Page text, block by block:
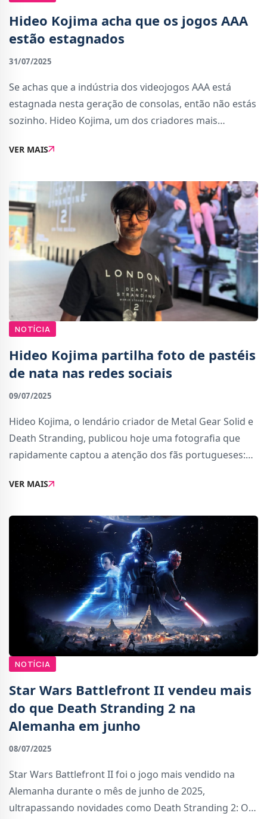
Hideo Kojima acha que os jogos AAA
estão estagnados
31/07/2025
Se achas que a indústria dos videojogos AAA está
estagnada nesta geração de consolas, então não estás
sozinho. Hideo Kojima, um dos criadores mais
recente, Hideo Kojima confessou sentir-se d
VER MAIS
NOTÍCIA
Hideo Kojima partilha foto de pastéis
de nata nas redes sociais
09/07/2025
Hideo Kojima, o lendário criador de Metal Gear Solid e
Death Stranding, publicou hoje uma fotografia que
rapidamente captou a atenção dos fãs portugueses:
partilhada no Instagram oficial do criador,
VER MAIS
NOTÍCIA
Star Wars Battlefront II vendeu mais
do que Death Stranding 2 na
Alemanha em junho
08/07/2025
Star Wars Battlefront II foi o jogo mais vendido na
Alemanha durante o mês de junho de 2025,
ultrapassando novidades como Death Stranding 2: On